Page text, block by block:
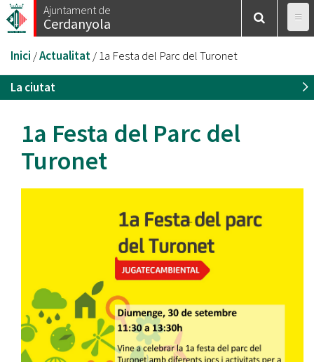
Vés
al
Ajuntament de
Cerdanyola
Esteu
aquí
Inici /Actualitat/1a Festa del Parc del Turonet
La ciutat
1a Festa del Parc del
Turonet